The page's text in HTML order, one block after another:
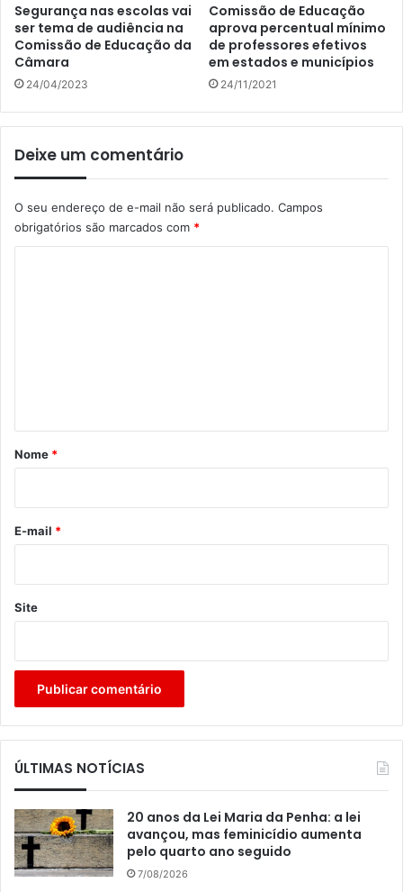
Segurança nas escolas vai
ser tema de audiência na
Comissão de Educação da
Câmara
24/04/2023
Comissão de Educação
aprova percentual mínimo
de professores efetivos
em estados e municípios
24/11/2021
Deixe um comentário
O seu endereço de e-mail não será publicado. Campos
obrigatórios são marcados com *
r
*
Nome *
E-mail *
Site
ÚLTIMAS NOTÍCIAS
20 anos da Lei Maria da Penha: a lei
avançou, mas feminicídio aumenta
pelo quarto ano seguido
7/08/2026